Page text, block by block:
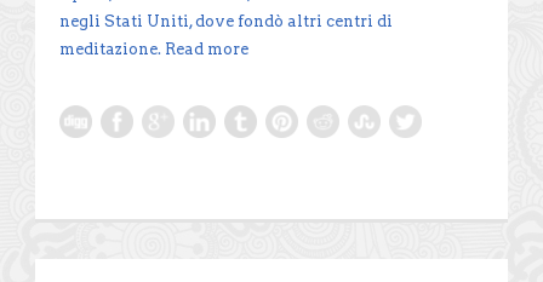
negli Stati Uniti, dove fondò altri centri di
meditazione. Read more